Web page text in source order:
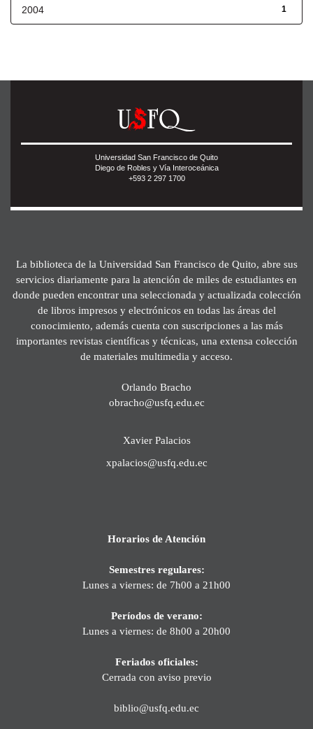
1
2004
Universidad San Francisco de Quito
Diego de Robles y Vía Interoceánica
+593 2 297 1700
La biblioteca de la Universidad San Francisco de Quito, abre sus
servicios diariamente para la atención de miles de estudiantes en
donde pueden encontrar una seleccionada y actualizada colección
de libros impresos y electrónicos en todas las áreas del
conocimiento, además cuenta con suscripciones a las más
importantes revistas científicas y técnicas, una extensa colección
de materiales multimedia y acceso.
Orlando Bracho
obracho@usfq.edu.ec
Xavier Palacios
xpalacios@usfq.edu.ec
Horarios de Atención
Semestres regulares:
Lunes a viernes: de 7h00 a 21h00
Períodos de verano:
Lunes a viernes: de 8h00 a 20h00
Feriados oficiales:
Cerrada con aviso previo
biblio@usfq.edu.ec